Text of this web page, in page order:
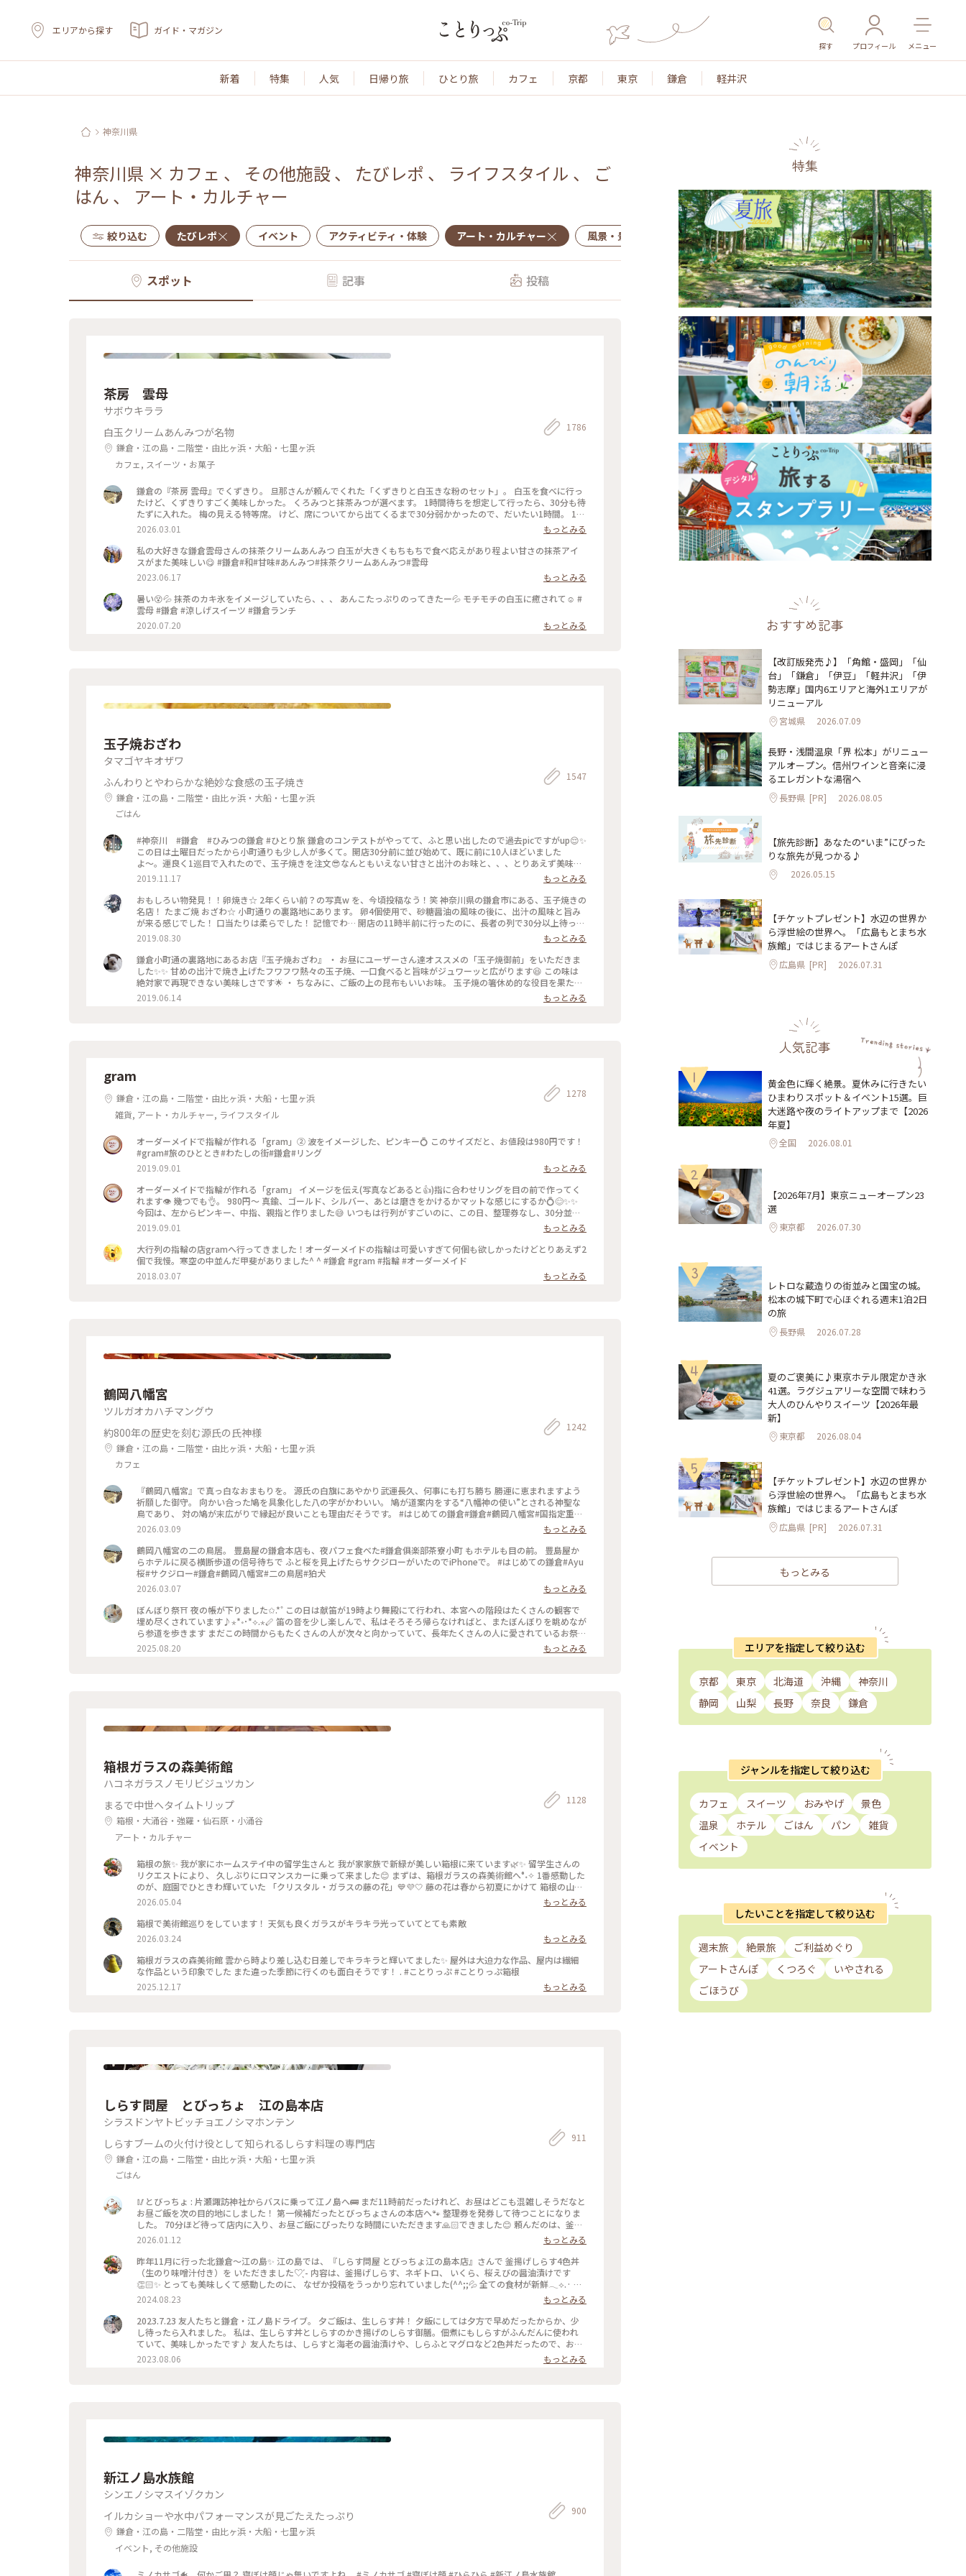
エリアから探す ガイド・マガジン
探す プロフィール メニュー
新着 特集 人気 日帰り旅 ひとり旅 カフェ 京都 東京 鎌倉 軽井沢
神奈川県
神奈川県 × カフェ 、 その他施設、 たびレポ 、 ライフスタイル 、
ご
はん 、 アート・カルチャー
絞り込む たびレポ イベント アクティビティ・体験 アート・カルチャー 風景・景色 名所・旧跡 温泉・スパ その他施設 ごはん
スポット 記事 投稿
茶房 雲母
サボウキララ
白玉クリームあんみつが名物
鎌倉・江の島・二階堂・由比ヶ浜・大船・七里ヶ浜
カフェ, スイーツ・お菓子
1786
鎌倉の『茶房 雲母』でくずきり。 旦那さんが頼んでくれた「くずきりと白玉きな粉のセット」。 白玉を食べに行っ
たけど、くずきりすごく美味しかった。 くろみつと抹茶みつが選べます。 1時間待ちを想定して行ったら、30分も待
たずに入れた。 梅の見える特等席。 けど、席についてから出てくるまで30分弱かかったので、だいたい1時間。 1時
間くらいなら、並んでも食べたいクオリティ。 #神奈川#鎌倉#茶房雲母#白玉#おもちずき#Ayuのおやつ#はじめての
鎌倉
2026.03.01
もっとみる
私の大好きな鎌倉雲母さんの抹茶クリームあんみつ 白玉が大きくもちもちで食べ応えがあり程よい甘さの抹茶アイ
スがまた美味しい😋 #鎌倉#和#甘味#あんみつ#抹茶クリームあんみつ#雲母
2023.06.17
もっとみる
暑い😵💦 抹茶のカキ氷をイメージしていたら、、、 あんこたっぷりのってきたー💦 モチモチの白玉に癒されて☺️ #
雲母 #鎌倉 #涼しげスイーツ #鎌倉ランチ
2020.07.20
もっとみる
玉子焼おざわ
タマゴヤキオザワ
ふんわりとやわらかな絶妙な食感の玉子焼き
鎌倉・江の島・二階堂・由比ヶ浜・大船・七里ヶ浜
ごはん
1547
#神奈川 #鎌倉 #ひみつの鎌倉 #ひとり旅 鎌倉のコンテストがやってて、ふと思い出したので過去picですがup😌✨
この日は土曜日だったから小町通りも少し人が多くて。開店30分前に並び始めて、既に前に10人ほどいました
よ〜。運良く1巡目で入れたので、玉子焼きを注文😎なんともいえない甘さと出汁のお味と、、、とりあえず美味😂
笑！また機会があれば行きたいなあ。
2019.11.17
もっとみる
おもしろい物発見！！卵焼き☆ 2年くらい前？の写真w を、今頃投稿なう！笑 神奈川県の鎌倉市にある、玉子焼きの
名店！ たまご焼 おざわ☆ 小町通りの裏路地にあります。 卵4個使用で、砂糖醤油の風味の後に、出汁の風味と旨み
が来る感じでした！ 口当たりは柔らでした！ 記憶でわ… 開店の11時半前に行ったのに、長者の列で30分以上待った
記憶が… 懐かし～ また、食べに行きたいな～ #神奈川 #鎌倉 #玉子焼き #おざわ #御膳 #名店 #小町通り #裏 #過去
2019.08.30
もっとみる
鎌倉小町通の裏路地にあるお店『玉子焼おざわ』 ・ お昼にユーザーさん達オススメの「玉子焼御前」をいただきま
した✨✨ 甘めの出汁で焼き上げたフワフワ熱々の玉子焼、一口食べると旨味がジュワーッと広がります😆 この味は
絶対家で再現できない美味しさです🌟 ・ ちなみに、ご飯の上の昆布もいいお味。 玉子焼の箸休め的な役目を果たし
ていますよ😊 鎌倉に行かれた時はぜひご賞味あれ！ #玉子焼おざわ #玉子焼御前 #鎌倉 #小町通り
2019.06.14 もっとみる
gram
鎌倉・江の島・二階堂・由比ヶ浜・大船・七里ヶ浜
雑貨, アート・カルチャー, ライフスタイル
1278
オーダーメイドで指輪が作れる「gram」② 波をイメージした、ピンキー💍 このサイズだと、お値段は980円です！
#gram#旅のひととき#わたしの街#鎌倉#リング
2019.09.01
もっとみる
オーダーメイドで指輪が作れる「gram」 イメージを伝え(写真などあると👍)指に合わせリングを目の前で作ってく
れます👁 幾つでも👌。 980円〜 真鍮、ゴールド、シルバー、あとは磨きをかけるかマットな感じにするか💍😊✨✨
今回は、左からピンキー、中指、親指と作りました😅 いつもは行列がすごいのに、この日、整理券なし、30分並び
入れました😱😱‼️(平日の夕方) 皆さん、カップルもいだけど、グループで来られ旅の思い出に作られたりしている方
が多かったです😊 まさか、入れると思わなかったので、待ち時間に情報収集し勢いで作ったリング。それでも、な
んだか愛着がわきますね… 次は、重ね付けられるのを作ろうかなぁ… #gram#旅のひととき#わたしの街#鎌倉#リン
グ
2019.09.01
もっとみる
大行列の指輪の店gramへ行ってきました！オーダーメイドの指輪は可愛いすぎて何個も欲しかったけどとりあえず2
個で我慢。寒空の中並んだ甲斐がありました^ ^ #鎌倉 #gram #指輪 #オーダーメイド
2018.03.07
もっとみる
鶴岡八幡宮
ツルガオカハチマングウ
約800年の歴史を刻む源氏の氏神様
鎌倉・江の島・二階堂・由比ヶ浜・大船・七里ヶ浜
カフェ
1242
『鶴岡八幡宮』で真っ白なおまもりを。 源氏の白旗にあやかり武運長久、何事にも打ち勝ち 勝運に恵まれますよう
祈願した御守。 向かい合った鳩を具象化した八の字がかわいい。 鳩が道案内をする“八幡神の使い”とされる神聖な
鳥であり、 対の鳩が末広がりで縁起が良いことも理由だそうです。 #はじめての鎌倉#鎌倉#鶴岡八幡宮#国指定重要
文化財#狛犬#旅の記念
2026.03.09
もっとみる
鶴岡八幡宮の二の鳥居。 豊島屋の鎌倉本店も、夜パフェ食べた#鎌倉俱楽部茶寮小町 もホテルも目の前。 豊島屋か
らホテルに戻る横断歩道の信号待ちで ふと桜を見上げたらサクジローがいたのでiPhoneで。 #はじめての鎌倉#Ayu
桜#サクジロー#鎌倉#鶴岡八幡宮#二の鳥居#狛犬
2026.03.07
もっとみる
ぼんぼり祭⛩ 夜の帳が下りました✩.*˚ この日は献笛が19時より舞殿にて行われ、本宮への階段はたくさんの観客で
埋め尽くされています♪⋆*॰･*⟡.⋆🪈 笛の音を少し楽しんで、私はそろそろ帰らなければと、またぼんぼりを眺めなが
ら参道を歩きます まだこの時間からもたくさんの人が次々と向かっていて、長年たくさんの人に愛されているお祭り
なんだなぁと感じました✨️ 来年もどんなぼんぼりがあるか気になっちゃうだろうな〰️ *˙︶˙*)ﾉ"ﾏﾀﾈｰ♡ #ゆるり夏時
間 #神奈川 #鎌倉 #鶴岡八幡宮 #ぼんぼり祭 #毎年立秋の前日から9日まで#ぼんぼり#献笛#渡瀬政造#庵野秀明と安野
2025.08.20 もっとみる
箱根ガラスの森美術館
ハコネガラスノモリビジュツカン
まるで中世へタイムトリップ
箱根・大涌谷・強羅・仙石原・小涌谷
アート・カルチャー
1128
箱根の旅✨ 我が家にホームステイ中の留学生さんと 我が家家族で新緑が美しい箱根に来ています🌿✨ 留学生さんの
リクエストにより、 久しぶりにロマンスカーに乗って来ました😊 まずは、箱根ガラスの森美術館へ°˖✧ 1番感動した
のが、庭園でひときわ輝いていた 「クリスタル・ガラスの藤の花」💙💜🤍 藤の花は春から初夏にかけて 箱根の山間
に美しく咲くそうで、 またイタリア•フィレンツェにも 名所があるそうです✨ その藤の花をクリスタル・ガラスで表
現... 爽やかな初夏の風と木漏れ日に輝く様子は 夢のように美しかったです𖧷 ⁺. 【展示期間】2026年3月14日から6月
25日まで。 #箱根ガラスの森美術館 #箱根 #ちいさな列車旅 #クリスタル・ガラスの藤の花 #藤の花 #藤 #久しぶりに
2026.05.04
もっとみる
箱根で美術館巡りをしています！ 天気も良くガラスがキラキラ光っていてとても素敵
2026.03.24
もっとみる
箱根ガラスの森美術館 雲から時より差し込む日差しでキラキラと輝いてました✨ 屋外は大迫力な作品、屋内は繊細
な作品という印象でした また違った季節に行くのも面白そうです！ . #ことりっぷ #ことりっぷ箱根
2025.12.17
もっとみる
しらす問屋 とびっちょ 江の島本店
シラスドンヤトビッチョエノシマホンテン
しらすブームの火付け役として知られるしらす料理の専門店
鎌倉・江の島・二階堂・由比ヶ浜・大船・七里ヶ浜
ごはん
911
🥢とびっちょ : 片瀬諏訪神社からバスに乗って江ノ島へ🚌 まだ11時前だったけれど、お昼はどこも混雑しそうだなと
お昼ご飯を次の目的地にしました！ 第一候補だったとびっちょさんの本店へ🐾 整理券を発券して待つことになりま
した。 70分ほど待って店内に入り、お昼ご飯にぴったりな時間にいただきます🙏🏻できました😊 頼んだのは、釜揚
げしらす丼です🤍 大きなどんぶりにたっぷりしらす丼とお野菜たち✨ ご飯の量や卵の有無なども選べました💡 その
ままでも美味しいのですが、特製のポン酢をかけてさっぱりといただくのがまた格別で😋 最後まで美味しかったで
す！ どんぶりには生のりのお味噌汁も付いていてあたたまりました♨️ : ちょっと休憩して、江ノ島を満喫します🐾 江
ノ島は以前にも来たことがありますが、神社を参拝した記憶がなく、多分エスカー乗り場1区周辺で引き返したよう
な気がします… そんなわけでほぼ初めての江ノ島散策楽しみます🎵 : 📷:2025.12.29 Mon. : #開運旅 #江ノ島 #江ノ島
散歩 #ランチ #しらす丼 #美味 #ランチ #クリスマスを回収する1日 #江の島 #藤沢 #神奈川 #milkのミルキーな毎日
2026.01.12
もっとみる
昨年11月に行った北鎌倉〜江の島✨ 江の島では、『しらす問屋 とびっちょ江の島本店』さんで 釜揚げしらす4色丼
（生のり味噌汁付き）を いただきました♡ ̖́- 内容は、釜揚げしらす、ネギトロ、 いくら、桜えびの醤油漬けです
👏🏻✨️ とっても美味しくて感動したのに、 なぜか投稿をうっかり忘れていました(^^;;💦 全ての食材が新鮮︎︎𓂃⟡.· も
ちろん、釜揚げしらすも とても美味しかったです♡ お味噌汁もホッとしました✨ また食べに行きたいです(*´꒳`*)
江の島にも行きたいなぁ〜🌊⛩️ #しらす問屋とびっちょ江の島本店 #とびっちょ #しらす #しらす丼 #釜揚げしらす #
釜揚げしらす4色丼 #ことりっぷ旅2024
2024.08.23
もっとみる
2023.7.23 友人たちと鎌倉・江ノ島ドライブ。 夕ご飯は、生しらす丼！ 夕飯にしては夕方で早めだったからか、少
し待ったら入れました。 私は、生しらす丼としらすのかき揚げのしらす御膳。佃煮にもしらすがふんだんに使われ
ていて、美味しかったです♪ 友人たちは、しらすと海老の醤油漬けや、しらふとマグロなど2色丼だったので、お互
いに少し交換して色んな味を楽しみました！笑 #しらす丼 #生しらす丼 #しらす #生しらす #とびっちょ #江ノ島 #鎌
倉 #私のことりっぷ旅
2023.08.06 もっとみる
新江ノ島水族館
シンエノシマスイゾクカン
イルカショーや水中パフォーマンスが見ごたえたっぷり
鎌倉・江の島・二階堂・由比ヶ浜・大船・七里ヶ浜
イベント, その他施設
900
特集
おすすめ記事
【改訂版発売♪】「角館・盛岡」「仙
台」「鎌倉」「伊豆」「軽井沢」「伊
勢志摩」国内6エリアと海外1エリアが
リニューアル
宮城県 2026.07.09
長野・浅間温泉「界 松本」がリニュー
アルオープン。信州ワインと音楽に浸
るエレガントな湯宿へ
長野県 [PR] 2026.08.05
【旅先診断】あなたの“いま”にぴった
りな旅先が見つかる♪
2026.05.15
【チケットプレゼント】水辺の世界か
ら浮世絵の世界へ。「広島もとまち水
族館」ではじまるアートさんぽ
広島県 [PR] 2026.07.31
人気記事
1
黄金色に輝く絶景。夏休みに行きたい
ひまわりスポット＆イベント15選。巨
大迷路や夜のライトアップまで【2026
年夏】
全国 2026.08.01
2
【2026年7月】東京ニューオープン23
選
東京都 2026.07.30
3
レトロな蔵造りの街並みと国宝の城。
松本の城下町で心ほぐれる週末1泊2日
の旅
長野県 2026.07.28
4
夏のご褒美に♪東京ホテル限定かき氷
41選。ラグジュアリーな空間で味わう
大人のひんやりスイーツ【2026年最
新】
東京都 2026.08.04
5
【チケットプレゼント】水辺の世界か
ら浮世絵の世界へ。「広島もとまち水
族館」ではじまるアートさんぽ
広島県 [PR] 2026.07.31
もっとみる
エリアを指定して絞り込む
京都 東京 北海道 沖縄
神奈川
静岡
山梨 長野 奈良 鎌倉
ジャンルを指定して絞り込む
カフェ スイーツ おみやげ
景色
温泉
ホテル ごはん パン
雑貨
イベント
したいことを指定して絞り込む
週末旅 絶景旅
ご利益めぐり
アートさんぽ
くつろぐ
いやされる
ごほうび